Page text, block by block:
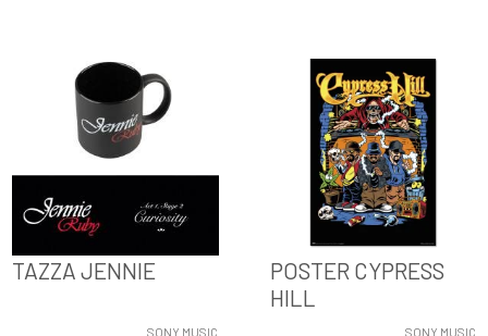
TAZZA JENNIE
SONY MUSIC
POSTER CYPRESS
HILL
SONY MUSIC